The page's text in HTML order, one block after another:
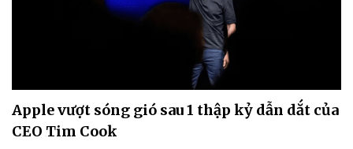
Apple vượt sóng gió sau 1 thập kỷ dẫn dắt của
CEO Tim Cook